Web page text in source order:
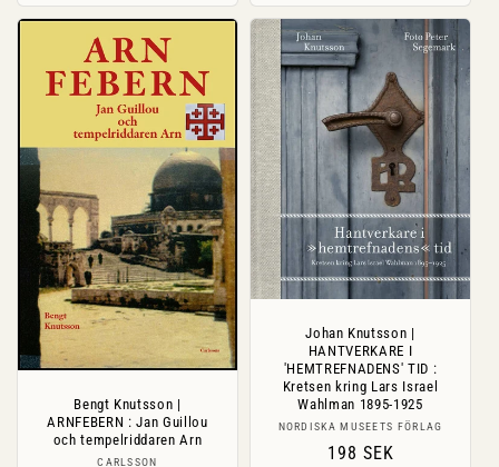
Bengt Knutsson |
ARNFEBERN : Jan Guillou
och tempelriddaren Arn
CARLSSON
Johan Knutsson |
HANTVERKARE I
'HEMTREFNADENS' TID :
Kretsen kring Lars Israel
Wahlman 1895-1925
Säljare:
NORDISKA MUSEETS FÖRLAG
Ordinarie
198 SEK